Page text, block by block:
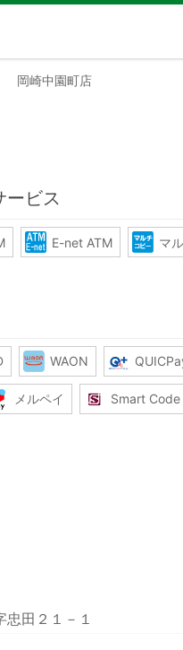
岡崎中園町店
ービス
E-net ATM マ
WAON
メルペイ Smart Code
田２１－１